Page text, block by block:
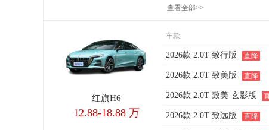
查看全部>>
红旗H6
12.88-18.88 万
车款
2026款 2.0T 致行版 直降
2026款 2.0T 致美版 直降
2026款 2.0T 致美-玄影版
2026款 2.0T 致远版 直降